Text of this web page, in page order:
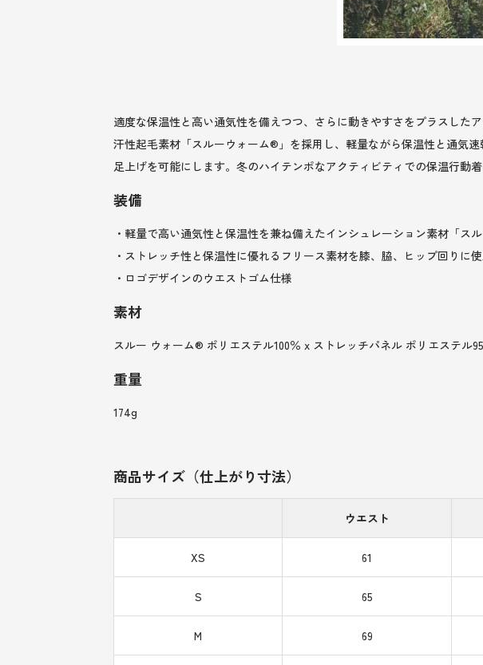
適度な保温性と高い通気性を備えつつ、さらに動きやすさをプラスした
汗性起毛素材「スルーウォーム®」を採用し、軽量ながら保温性と通気
足上げを可能にします。冬のハイテンポなアクティビティでの保温行動
装備
・軽量で高い通気性と保温性を兼ね備えたインシュレーション素材「ス
・ストレッチ性と保温性に優れるフリース素材を膝、脇、ヒップ回りに
・ロゴデザインのウエストゴム仕様
素材
スルー ウォーム® ポリエステル100％ x ストレッチパネル ポリエステル
重量
174g
商品サイズ（仕上がり寸法）
ウエスト
XS 61
S 65
M 69